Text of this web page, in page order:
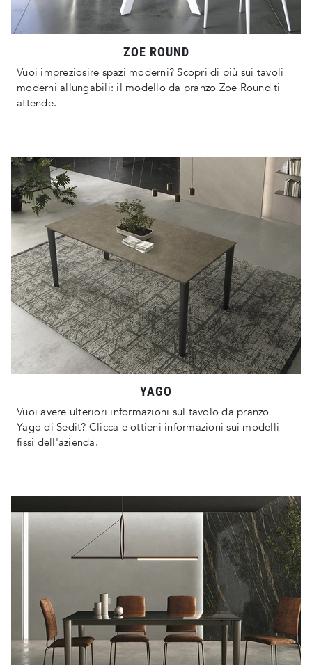
ZOE ROUND
Vuoi impreziosire spazi moderni? Scopri di più sui tavoli
moderni allungabili: il modello da pranzo Zoe Round ti
attende.
YAGO
Vuoi avere ulteriori informazioni sul tavolo da pranzo
Yago di Sedit? Clicca e ottieni informazioni sui modelli
fissi dell'azienda.